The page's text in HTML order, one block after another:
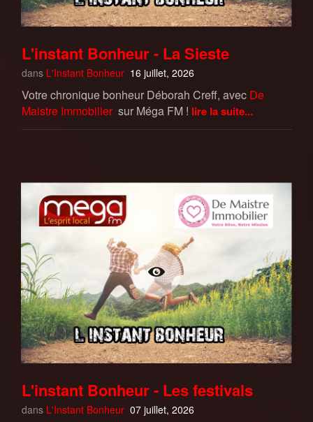
L'instant Bonheur - La Sieste
dans L'Instant Bonheur 16 juillet, 2026
Votre chronique bonheur Déborah Creff, avec De
Maistre Immobilier sur Méga FM ! lire la suite...
L'instant Bonheur - Les festivals
dans L'Instant Bonheur 07 juillet, 2026